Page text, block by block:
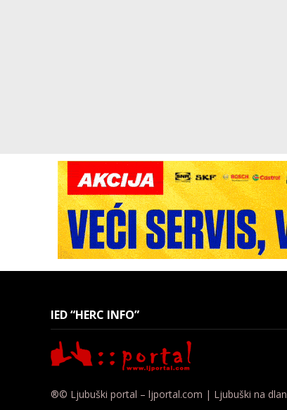
IED “HERC INFO”
®© Ljubuški portal – ljportal.com | Ljubuški na